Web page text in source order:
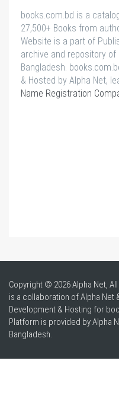
books.com.bd is a
27,500+ Books from
Website is a part of
archive and repository of
Bangladesh.
& Hosted by Alpha Net,
Name Registration
Copyright © 2026 Alpha Net,
is a collaboration of Alpha Net
Development & Hosting for
Platform is provided by Alpha
Bangladesh.